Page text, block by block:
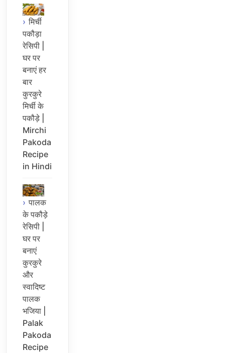
मिर्ची
पकौड़ा
रेसिपी |
घर पर
बनाएं हर
बार
कुरकुरे
मिर्ची के
पकौड़े |
Mirchi
Pakoda
Recipe
in Hindi
पालक
के पकौड़े
रेसिपी |
घर पर
बनाएं
कुरकुरे
और
स्वादिष्ट
पालक
भजिया |
Palak
Pakoda
Recipe